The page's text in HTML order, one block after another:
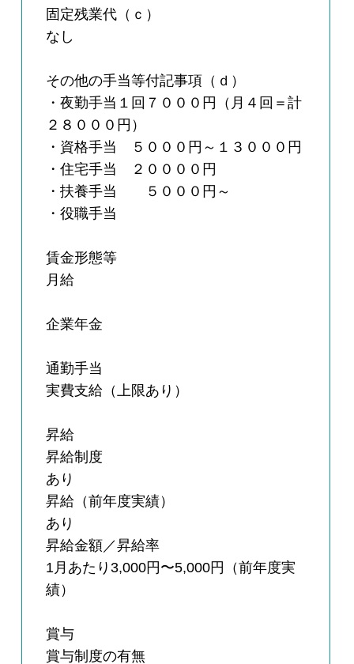
固定残業代（ｃ）
なし
その他の手当等付記事項（ｄ）
・夜勤手当１回７０００円（月４回＝計
２８０００円）
・資格手当 ５０００円～１３０００円
・住宅手当 ２００００円
・扶養手当 ５０００円～
・役職手当
賃金形態等
月給
企業年金
通勤手当
実費支給（上限あり）
昇給
昇給制度
あり
昇給（前年度実績）
あり
昇給金額／昇給率
1月あたり3,000円〜5,000円（前年度実
績）
賞与
賞与制度の有無